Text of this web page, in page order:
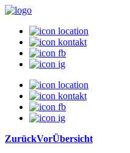
ZurückVorÜbersicht